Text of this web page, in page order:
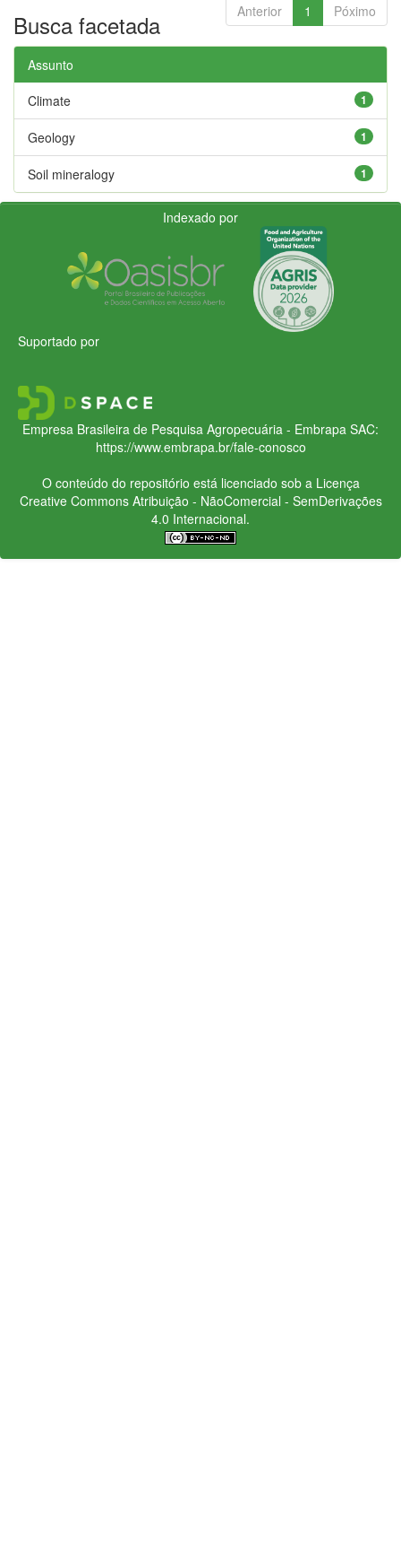
Anterior 1 Póximo
Busca facetada
Assunto
1
Climate
1
Geology
1
Soil mineralogy
Indexado por
Suportado por
Empresa Brasileira de Pesquisa Agropecuária - Embrapa SAC:
https://www.embrapa.br/fale-conosco
O conteúdo do repositório está licenciado sob a Licença
Creative CommonsAtribuição - NãoComercial - SemDerivações
4.0 Internacional.